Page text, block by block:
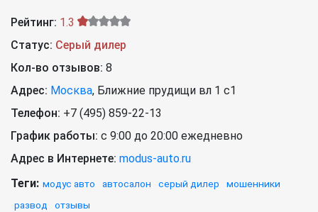
Рейтинг: 1.3
Статус: Серый дилер
Кол-во отзывов: 8
Адрес: Москва, Ближние прудищи вл 1 с1
Телефон: +7 (495) 859-22-13
График работы: с 9:00 до 20:00 ежедневно
Адрес в Интернете: modus-auto.ru
Теги: модус авто автосалон серый дилер
мошенники
развод
отзывы